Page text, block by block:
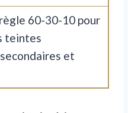
60-30-10 pour
teintes
et